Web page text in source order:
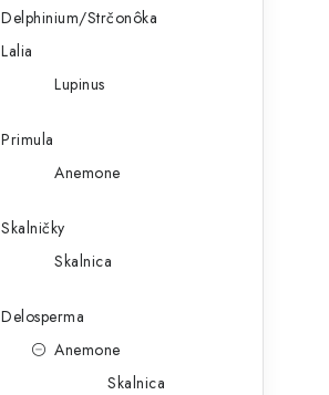
Delphinium/Strčonôka
Lalia
Lupinus
Primula
Anemone
Skalničky
Skalnica
Delosperma
Anemone
Skalnica